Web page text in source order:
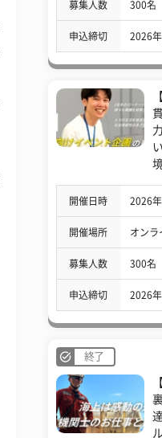
募集人数 300名
申込締切 2026
開催日時 2026
開催場所 オンラ
募集人数 300名
申込締切 2026
終了